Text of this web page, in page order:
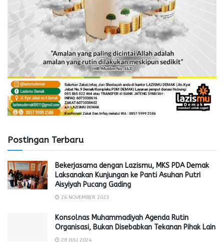
Postingan Terbaru
Bekerjasama dengan Lazismu, MKS PDA Demak
Laksanakan Kunjungan ke Panti Asuhan Putri
Aisyiyah Pucang Gading
26 NOVEMBER 2023
Konsolnas Muhammadiyah Agenda Rutin
Organisasi, Bukan Disebabkan Tekanan Pihak Lain
28 JULI 2024